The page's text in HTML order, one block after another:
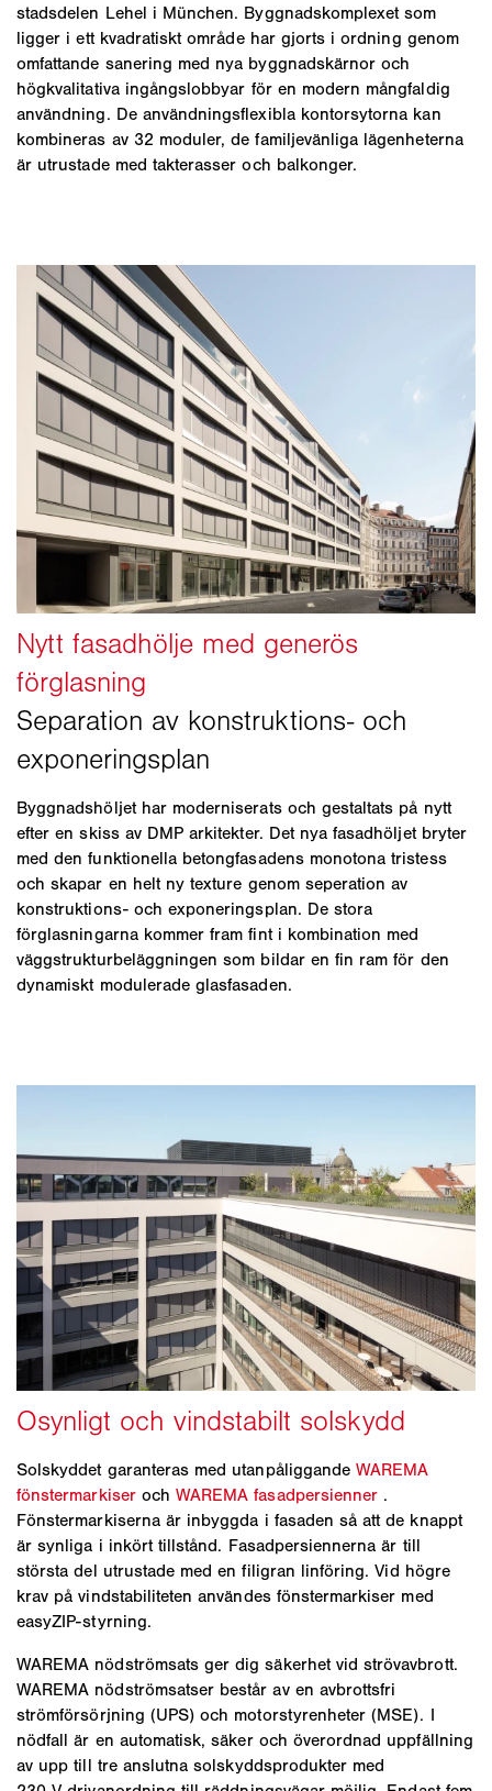
stadsdelen Lehel i München. Byggnadskomplexet som
ligger i ett kvadratiskt område har gjorts i ordning genom
omfattande sanering med nya byggnadskärnor och
högkvalitativa ingångslobbyar för en modern mångfaldig
användning. De användningsflexibla kontorsytorna kan
kombineras av 32 moduler, de familjevänliga lägenheterna
är utrustade med takterasser och balkonger.
Byggnadshöljet har moderniserats och gestaltats på nytt
efter en skiss av DMP arkitekter. Det nya fasadhöljet bryter
med den funktionella betongfasadens monotona tristess
och skapar en helt ny texture genom seperation av
konstruktions- och exponeringsplan. De stora
förglasningarna kommer fram fint i kombination med
väggstrukturbeläggningen som bildar en fin ram för den
dynamiskt modulerade glasfasaden.
Solskyddet garanteras med utanpåliggandeWAREMA
fönstermarkiserochWAREMA fasadpersienner .
Fönstermarkiserna är inbyggda i fasaden så att de knappt
är synliga i inkört tillstånd. Fasadpersiennerna är till
största del utrustade med en filigran linföring. Vid högre
krav på vindstabiliteten användes fönstermarkiser med
easyZIP-styrning.
WAREMA nödströmsats ger dig säkerhet vid strövavbrott.
WAREMA nödströmsatser består av en avbrottsfri
strömförsörjning (UPS) och motorstyrenheter (MSE). I
nödfall är en automatisk, säker och överordnad uppfällning
av upp till tre anslutna solskyddsprodukter med